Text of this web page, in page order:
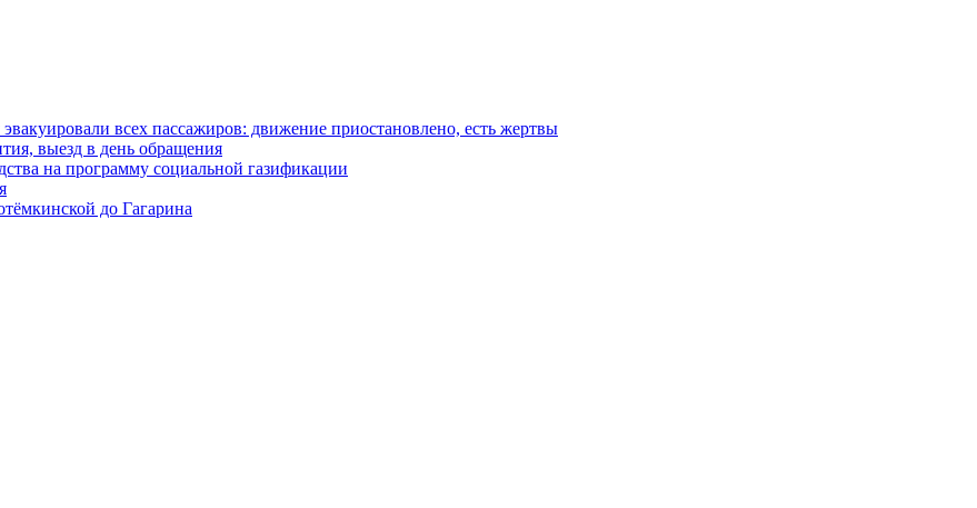
всех пассажиров: движение приостановлено, есть жертвы
выезд в день обращения
на программу социальной газификации
до Гагарина